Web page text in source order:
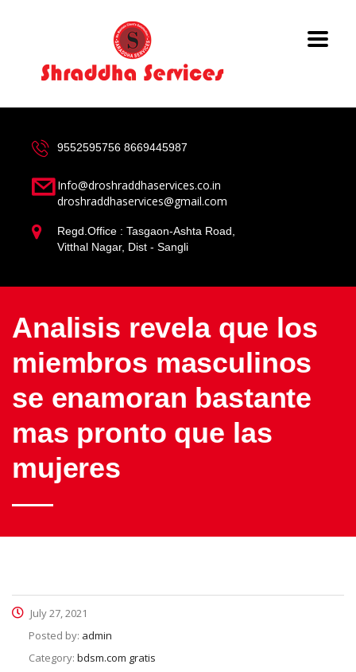
9552595756 8669445987
Info@droshraddhaservices.co.in
droshraddhaservices@gmail.com
Regd.Office : Tasgaon-Ashta Road,
Vitthal Nagar, Dist - Sangli
Analisis revela que los
miembros masculinos
se enamoran bastante
mas pronto que las
mujeres
July 27, 2021
Posted by: admin
Category: bdsm.com gratis